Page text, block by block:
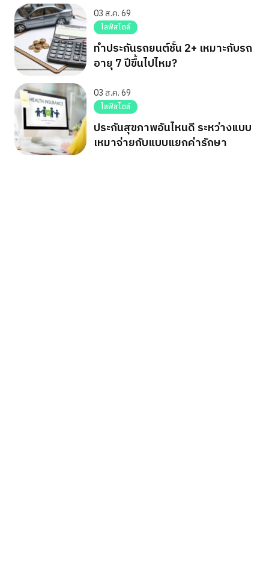
03 ส.ค. 69
ไลฟ์สไตล์
ทำประกันรถยนต์ชั้น 2+ เหมาะกับรถ
อายุ 7 ปีขึ้นไปไหม?
03 ส.ค. 69
ไลฟ์สไตล์
ประกันสุขภาพอันไหนดี ระหว่างแบบ
เหมาจ่ายกับแบบแยกค่ารักษา